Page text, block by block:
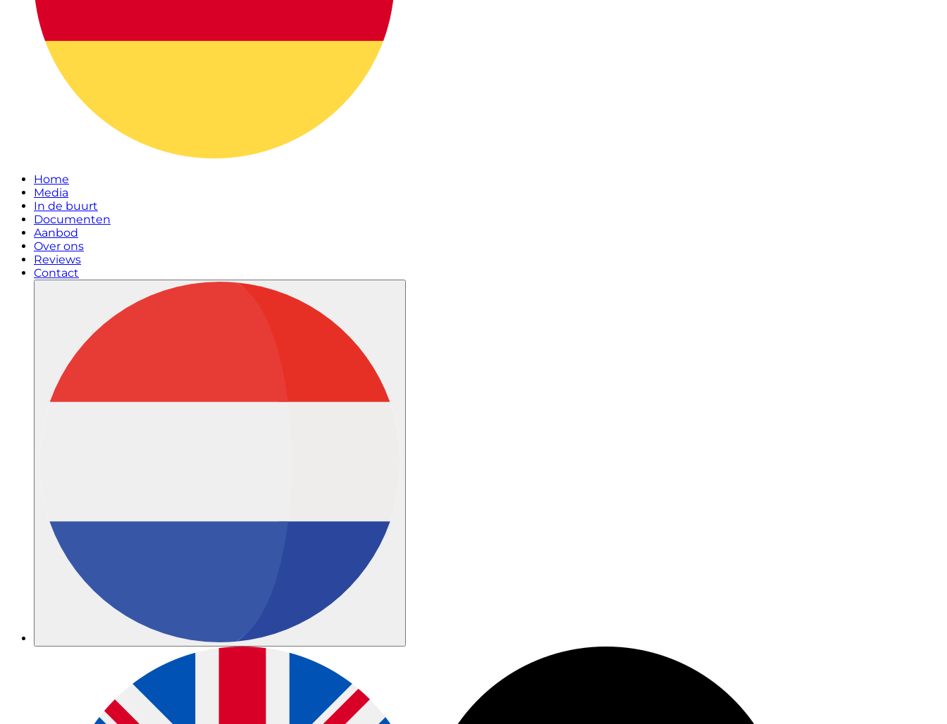
Home
Media
In de buurt
Documenten
Aanbod
Over ons
Reviews
Contact